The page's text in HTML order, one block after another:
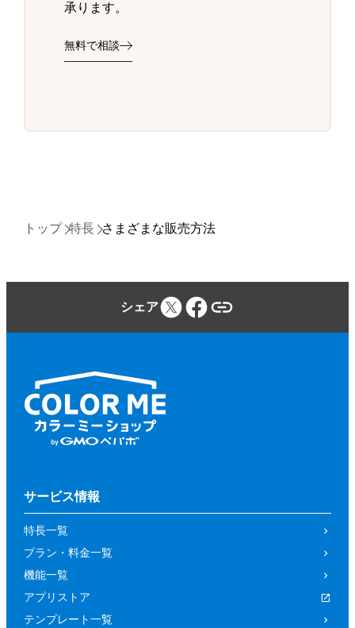
承ります。
無料で相談
トップ 特長 さまざまな販売方法
シェア
サービス情報
特長一覧
プラン・料金一覧
機能一覧
アプリストア
テンプレート一覧